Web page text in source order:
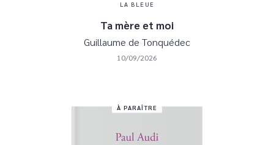
LA BLEUE
Ta mère et moi
Guillaume de Tonquédec
10/09/2026
À PARAÎTRE